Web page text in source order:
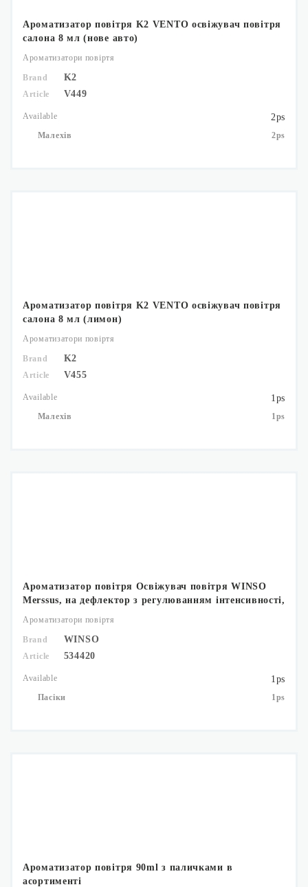
Ароматизатор повітря K2 VENTO освіжувач повітря
салона 8 мл (нове авто)
Ароматизатори повіртя
Brand K2
Article V449
Available 2ps
Малехів 2ps
Ароматизатор повітря K2 VENTO освіжувач повітря
салона 8 мл (лимон)
Ароматизатори повіртя
Brand K2
Article V455
Available 1ps
Малехів 1ps
Ароматизатор повітря Освіжувач повітря WINSO
Merssus, на дефлектор з регулюванням інтенсивності,
18мл., Bubble Gum,
Ароматизатори повіртя
Brand WINSO
Article 534420
Available 1ps
Пасіки 1ps
Ароматизатор повітря 90ml з паличками в
асортименті